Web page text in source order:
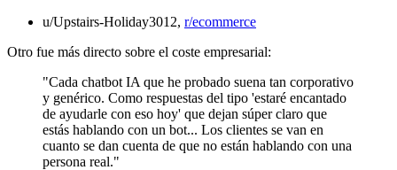
u/Upstairs-Holiday3012, r/ecommerce
Otro fue más directo sobre el coste empresarial:
"Cada chatbot IA que he probado suena tan corporativo
y genérico. Como respuestas del tipo 'estaré encantado
de ayudarle con eso hoy' que dejan súper claro que
estás hablando con un bot... Los clientes se van en
cuanto se dan cuenta de que no están hablando con una
persona real."